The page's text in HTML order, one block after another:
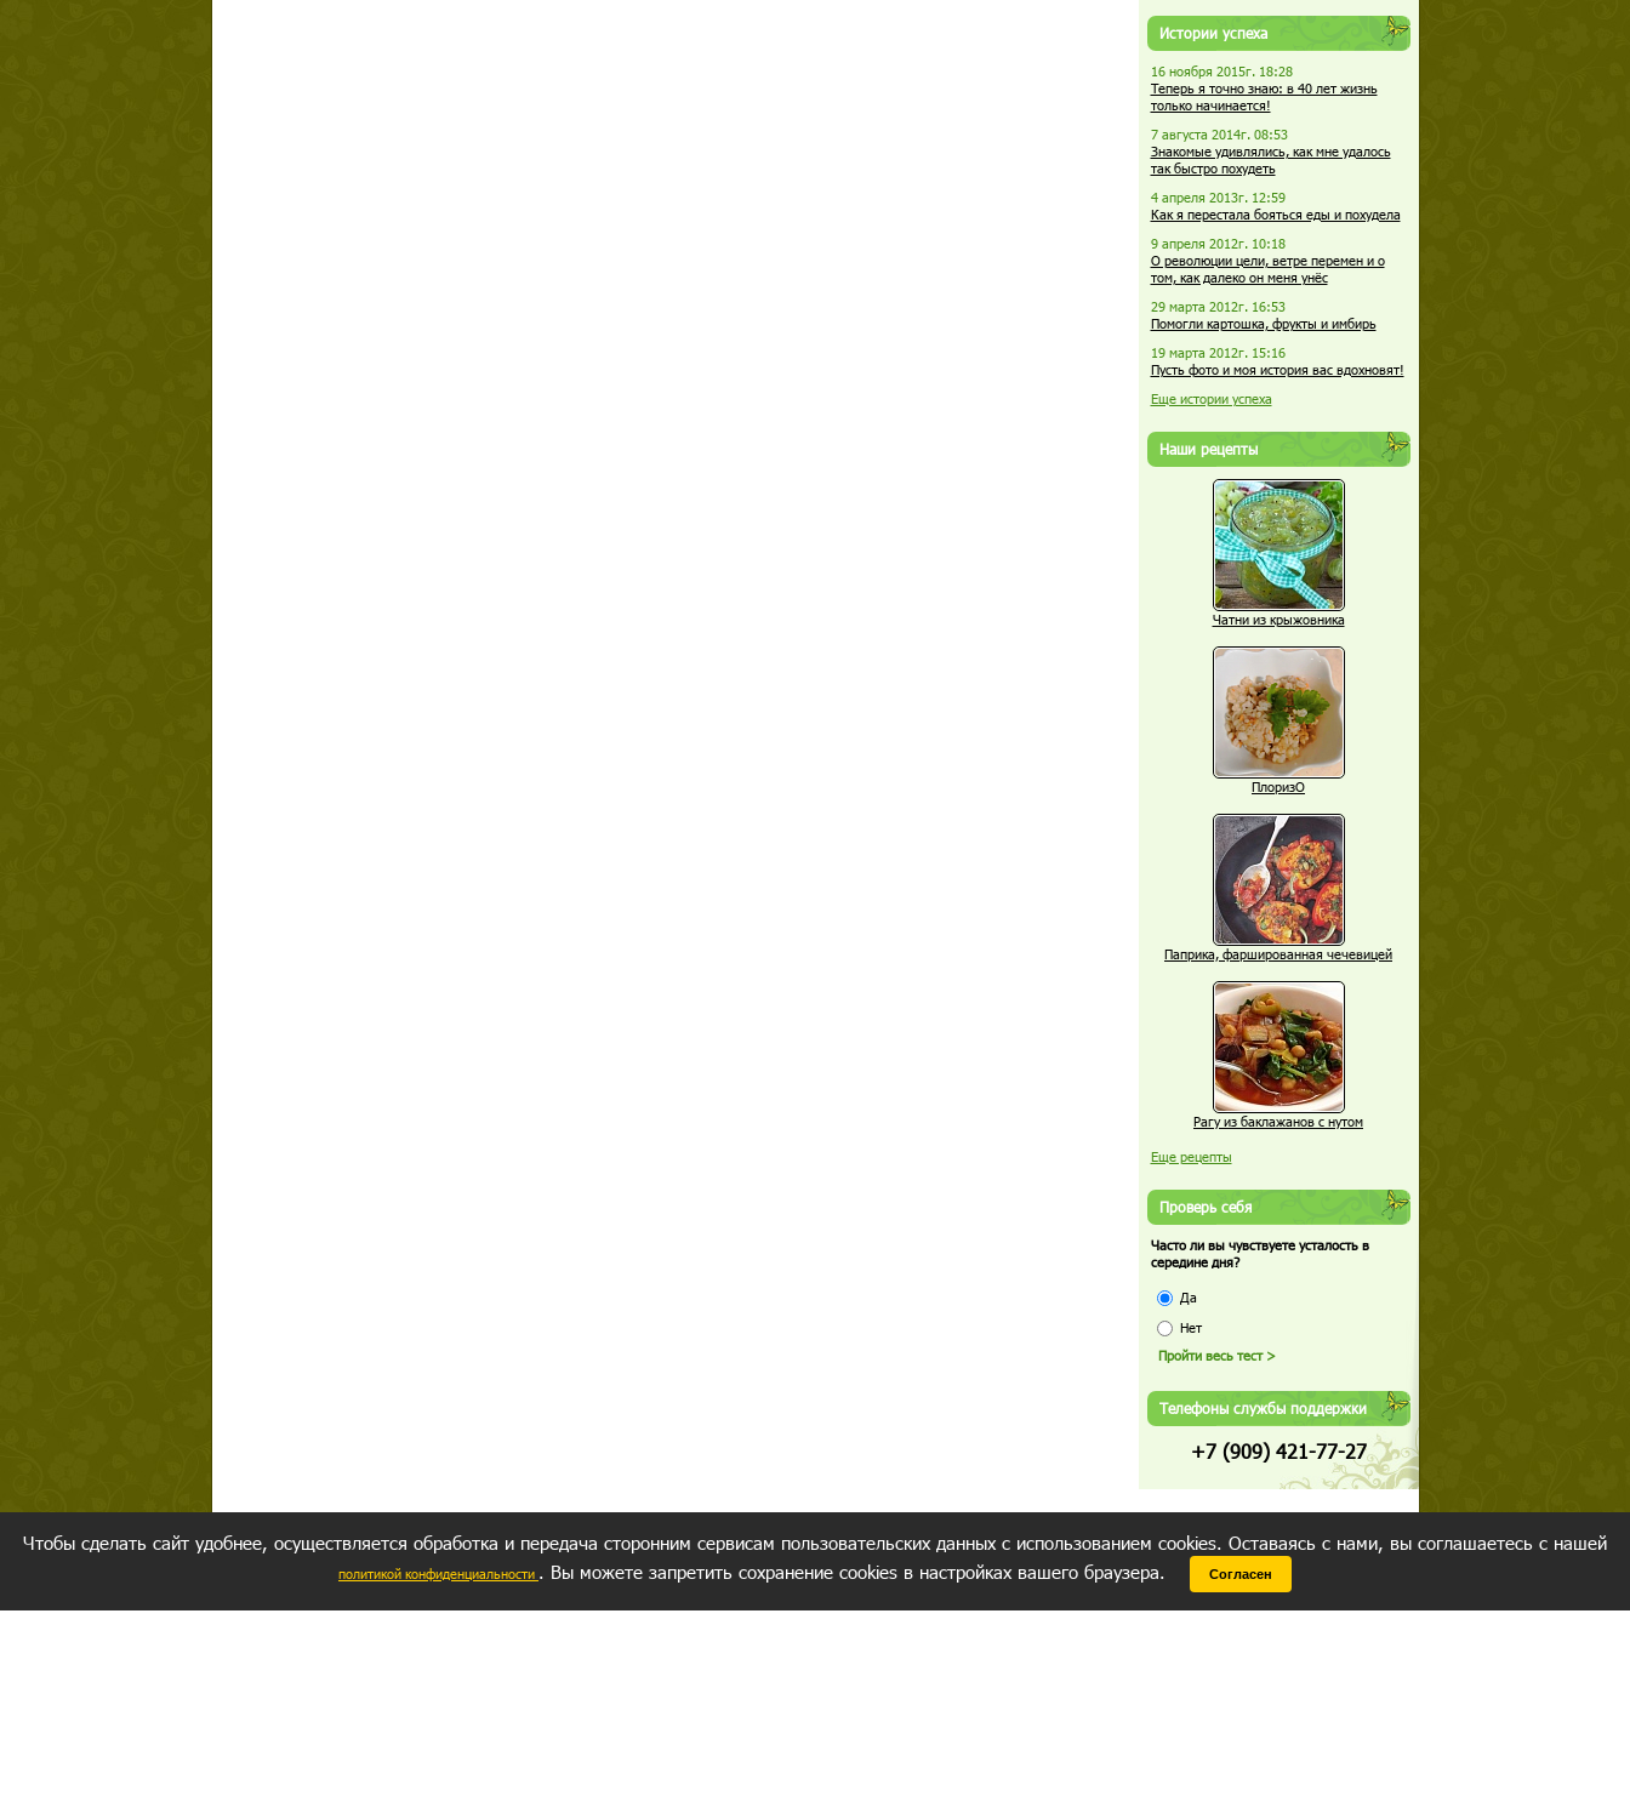
Истории успеха
16 ноября 2015г. 18:28
Теперь я точно знаю: в 40 лет жизнь
только начинается!
7 августа 2014г. 08:53
Знакомые удивлялись, как мне удалось
так быстро похудеть
4 апреля 2013г. 12:59
Как я перестала бояться еды и похудела
9 апреля 2012г. 10:18
О революции цели, ветре перемен и о
том, как далеко он меня унёс
29 марта 2012г. 16:53
Помогли картошка, фрукты и имбирь
19 марта 2012г. 15:16
Пусть фото и моя история вас вдохновят!
Еще истории успеха
Наши рецепты
Чатни из крыжовника
ПлоризО
Паприка, фаршированная чечевицей
Рагу из баклажанов с нутом
Еще рецепты
Проверь себя
Часто ли вы чувствуете усталость в
середине дня?
Да
Нет
Телефоны службы поддержки
+7 (909) 421-77-27
Чтобы сделать сайт удобнее, осуществляется обработка и передача сторонним сервисам пользовательских данных с использованием cookies. Оставаясь с нами, вы соглашаетесь с нашей
политикой конфиденциальности . Вы можете запретить сохранение cookies в настройках вашего браузера. Согласен